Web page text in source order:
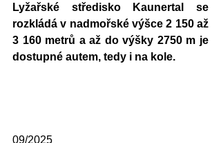
Lyžařské středisko Kaunertal se
rozkládá v nadmořské výšce 2 150 až
3 160 metrů a až do výšky 2750 m je
dostupné autem, tedy i na kole.
09/2025